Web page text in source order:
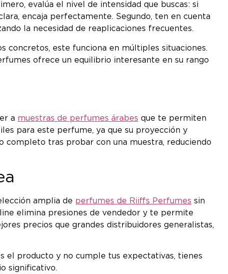
evalúa el nivel de intensidad que buscas: si
encaja perfectamente. Segundo, ten en cuenta
la necesidad de reaplicaciones frecuentes.
concretos, este funciona en múltiples situaciones.
ofrece un equilibrio interesante en su rango
a muestras de perfumes árabes que te permiten
para este perfume, ya que su proyección y
completo tras probar con una muestra, reduciendo
amplia de perfumes de Riiffs Perfumes sin
elimina presiones de vendedor y te permite
precios que grandes distribuidores generalistas,
el producto y no cumple tus expectativas, tienes
significativo.